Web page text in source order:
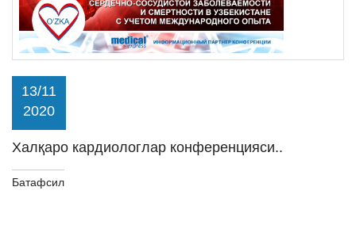
13/11
2020
Халқаро кардиологлар конференцияси..
Батафсил